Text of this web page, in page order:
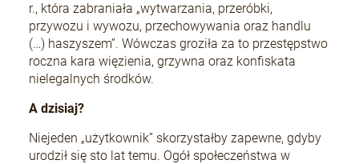
r., która zabraniała „wytwarzania, przeróbki,
przywozu i wywozu, przechowywania oraz handlu
(…) haszyszem”. Wówczas groziła za to przestępstwo
roczna kara więzienia, grzywna oraz konfiskata
nielegalnych środków.
A dzisiaj?
Niejeden „użytkownik” skorzystałby zapewne, gdyby
urodził się sto lat temu. Ogół społeczeństwa w